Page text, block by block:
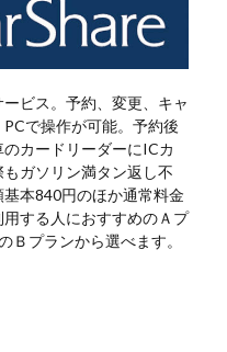
ビス。予約、変更、キャ
で操作が可能。予約後
カードリーダーにICカ
ガソリン満タン返し不
本840円のほか通常料金
する人におすすめのＡプ
Ｂプランから選べます。